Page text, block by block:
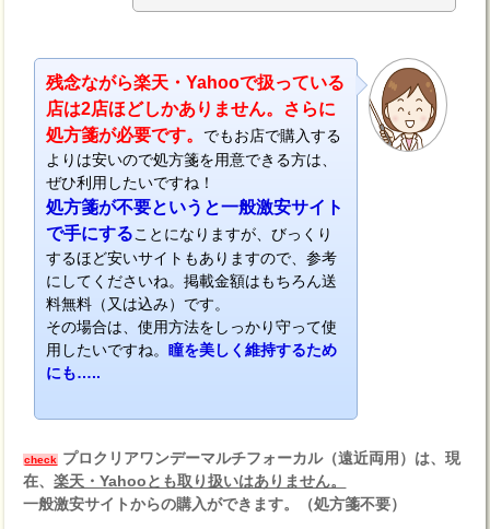
残念ながら楽天・Yahooで扱っている
店は2店ほどしかありません。さらに
処方箋が必要です。 でもお店で購入する
よりは安いので処方箋を用意できる方は、
ぜひ利用したいですね！
処方箋が不要というと一般激安サイト
で手にすることになりますが、びっくり
するほど安いサイトもありますので、参考
にしてくださいね。掲載金額はもちろん送
料無料（又は込み）です。
その場合は、使用方法をしっかり守って使
用したいですね。瞳を美しく維持するため
にも…..
check
プロクリアワンデーマルチフォーカル（遠近両用）は、現
在、楽天・Yahooとも取り扱いはありません。
一般激安サイトからの購入ができます。（処方箋不要）